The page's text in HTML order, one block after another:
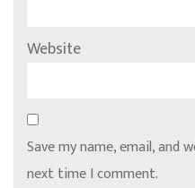
Website
Save my name, email,
next time I comment.